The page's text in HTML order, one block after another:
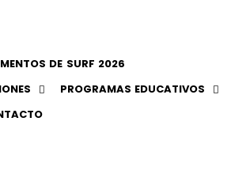
DE SURF 2026
PROGRAMAS EDUCATIVOS